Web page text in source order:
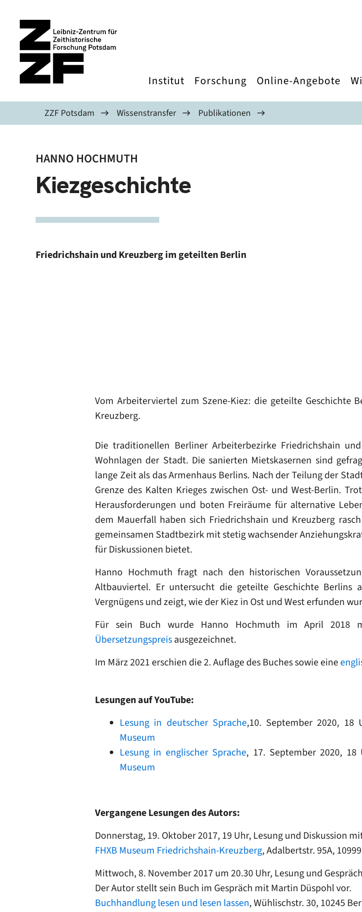
Institut Forschung Online-Angebote
ZZF Potsdam Wissenstransfer Publikationen
HANNO HOCHMUTH
Kiezgeschichte
Friedrichshain und Kreuzberg im geteilten Berlin
Vom Arbeiterviertel zum Szene-Kiez: die geteilte Geschichte
Kreuzberg.
Die traditionellen Berliner Arbeiterbezirke Friedrichshain
Wohnlagen der Stadt. Die sanierten Mietskasernen sind
lange Zeit als das Armenhaus Berlins. Nach der Teilung der
Grenze des Kalten Krieges zwischen Ost- und West-Berlin.
Herausforderungen und boten Freiräume für alternative
dem Mauerfall haben sich Friedrichshain und Kreuzberg
gemeinsamen Stadtbezirk mit stetig wachsender
für Diskussionen bietet.
Hanno Hochmuth fragt nach den historischen
Altbauviertel. Er untersucht die geteilte Geschichte Berlins
Vergnügens und zeigt, wie der Kiez in Ost und West erfunden
Für sein Buch wurde Hanno Hochmuth im April 2018
Übersetzungspreisausgezeichnet.
Im März 2021 erschien die 2. Auflage des Buches sowie eine
Lesungen auf YouTube:
Lesung in deutscher Sprache,10. September 2020, 18
Museum
Lesung in englischer Sprache, 17. September 2020,
Museum
Vergangene Lesungen des Autors:
Donnerstag, 19. Oktober 2017, 19 Uhr, Lesung und Diskussion
FHXB Museum Friedrichshain-Kreuzberg, Adalbertstr. 95A,
Mittwoch, 8. November 2017 um 20.30 Uhr, Lesung und Gespräch
Der Autor stellt sein Buch im Gespräch mit Martin Düspohl vor.
Buchhandlung lesen und lesen lassen, Wühlischstr. 30, 10245